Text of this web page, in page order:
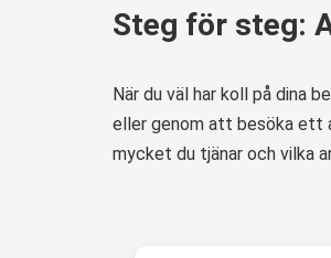
Steg för steg:
När du väl har koll på dina
eller genom att besöka ett
mycket du tjänar och vilka